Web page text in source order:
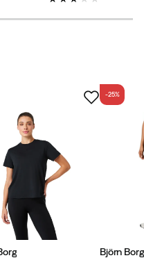
Björn Borg
-25%